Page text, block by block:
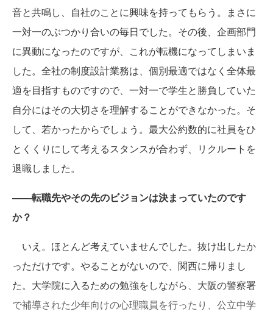
音と共鳴し、自社のことに興味を持ってもらう。まさに
一対一のぶつかり合いの毎日でした。その後、企画部門
に異動になったのですが、これが転機になってしまいま
した。全社の制度設計業務は、個別最適ではなく全体最
適を目指すものですので、一対一で学生と勝負していた
自分にはその大切さを理解することができなかった。そ
して、若かったからでしょう。最大公約数的に社員をひ
とくくりにして考えるスタンスが合わず、リクルートを
退職しました。
――転職先やその先のビジョンは決まっていたのです
か？
いえ。ほとんど考えていませんでした。抜け出したか
っただけです。やることがないので、関西に帰りまし
た。大学院に入るための勉強をしながら、大阪の警察署
で補導された少年向けの心理職員を行ったり、公立中学